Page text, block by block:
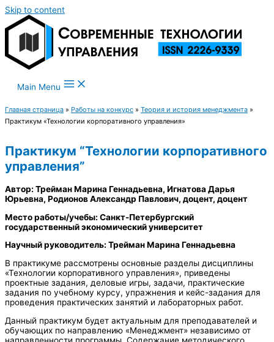
Skip to content
Main Menu
Главная страница » Работы на конкурс » Теория и история менеджмента »
Практикум «Технологии корпоративного управления»
Практикум “Технологии корпоративного
управления”
Автор: Трейман Марина Геннадьевна, Игнатова Дарья
Юрьевна, Родионов Александр Павлович, доцент, доцент
Место работы/учебы: Санкт-Петербургский
государственный экономический университет
Научный руководитель: Трейман Марина Геннадьевна
В практикуме рассмотрены основные разделы дисциплины
«Технологии корпоративного управления», приведены
проектные задания, деловые игры, задачи, практические
задания по учебному курсу, упражнения и кейс-задания для
проведения практических занятий и лабораторных работ.
Данный практикум будет актуальным для преподавателей и
обучающих по направлению «Менеджмент» независимо от
направленности программы. Содержание методического